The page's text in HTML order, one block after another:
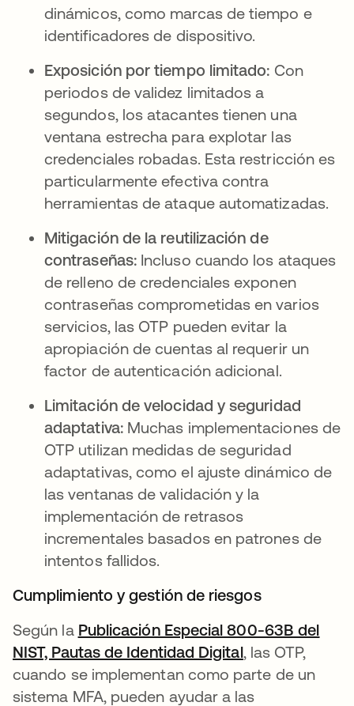
dinámicos, como marcas de tiempo e
identificadores de dispositivo.
Exposición por tiempo limitado: Con
periodos de validez limitados a
segundos, los atacantes tienen una
ventana estrecha para explotar las
credenciales robadas. Esta restricción es
particularmente efectiva contra
herramientas de ataque automatizadas.
Mitigación de la reutilización de
contraseñas:Incluso cuando los ataques
de relleno de credenciales exponen
contraseñas comprometidas en varios
servicios, las OTP pueden evitar la
apropiación de cuentas al requerir un
factor de autenticación adicional.
Limitación de velocidad y seguridad
adaptativa: Muchas implementaciones de
OTP utilizan medidas de seguridad
adaptativas, como el ajuste dinámico de
las ventanas de validación y la
implementación de retrasos
incrementales basados en patrones de
intentos fallidos.
Cumplimiento y gestión de riesgos
Según la Publicación Especial 800-63B del
NIST, Pautas de Identidad Digital, las OTP,
cuando se implementan como parte de un
sistema MFA, pueden ayudar a las